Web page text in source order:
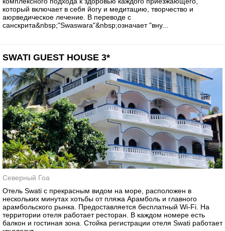
который включает в себя йогу и медитацию, творчество и
аюрведическое лечение. В переводе с
санскрита&nbsp;"Swaswara"&nbsp;означает "вну...
SWATI GUEST HOUSE 3*
Северный Гоа
Отель Swati с прекрасным видом на море, расположен в
нескольких минутах хотьбы от пляжа Арамболь и главного
арамбольского рынка. Предоставляется бесплатный Wi-Fi. На
территории отеля работает ресторан. В каждом номере есть
балкон и гостиная зона. Стойка регистрации отеля Swati работает